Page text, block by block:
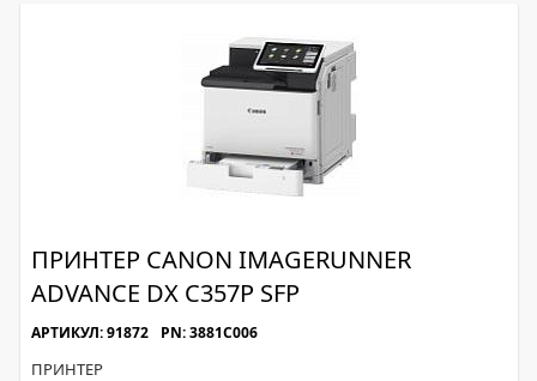
ПРИНТЕР CANON IMAGERUNNER
ADVANCE DX C357P SFP
АРТИКУЛ: 91872 PN: 3881C006
ПРИНТЕР